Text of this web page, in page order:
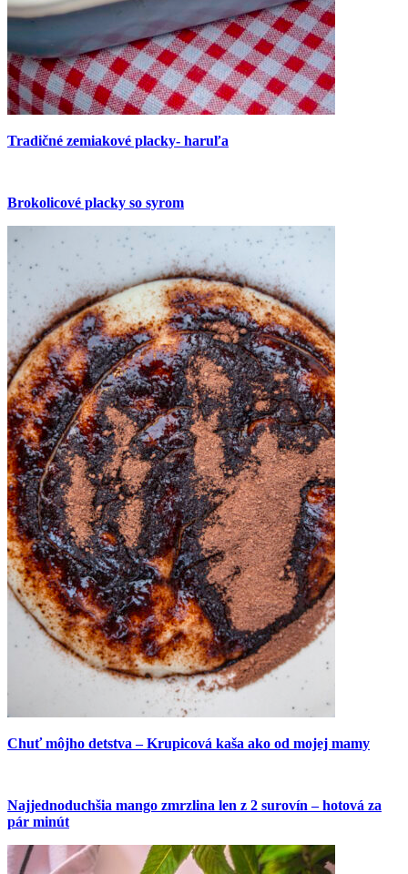
Tradičné zemiakové placky- haruľa
Brokolicové placky so syrom
Chuť môjho detstva – Krupicová kaša ako od mojej mamy
Najjednoduchšia mango zmrzlina len z 2 surovín – hotová za
pár minút